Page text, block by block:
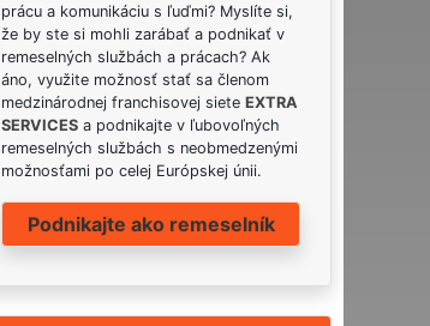
prácu a komunikáciu s ľuďmi? Myslíte si,
že by ste si mohli zarábať a podnikať v
remeselných službách a prácach? Ak
áno, využite možnosť stať sa členom
medzinárodnej franchisovej sieteEXTRA
SERVICES a podnikajte v ľubovoľných
remeselných službách s neobmedzenými
možnosťami po celej Európskej únii.
Podnikajte ako remeselník